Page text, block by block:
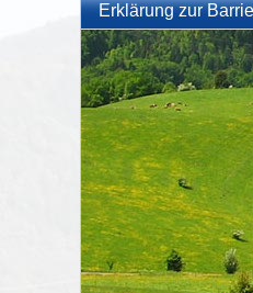
Erklärung zur